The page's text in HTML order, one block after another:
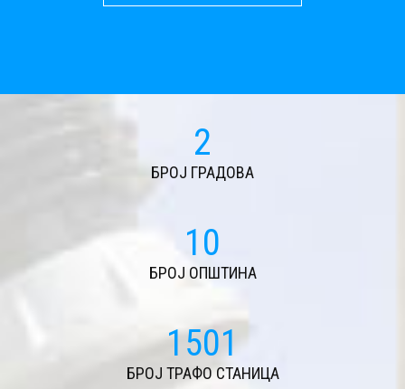
2
БРОЈ ГРАДОВА
11
БРОЈ ОПШТИНА
1627
БРОЈ ТРАФО СТАНИЦА